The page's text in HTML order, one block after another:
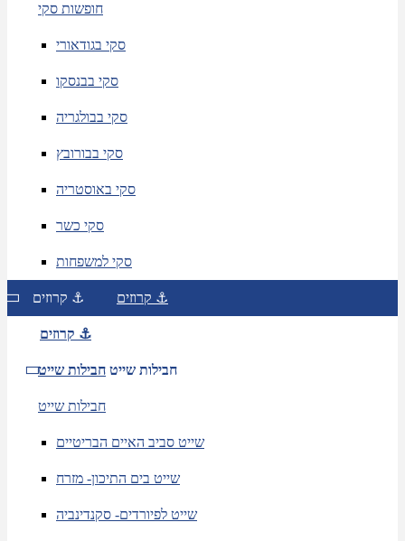
חופשות סקי
סקי בגודאורי
סקי בבנסקו
סקי בבולגריה
סקי בבורובץ
סקי באוסטריה
סקי כשר
סקי למשפחות
קרוזים ⚓ קרוזים ⚓
קרוזים ⚓
חבילות שייט חבילות שייט
חבילות שייט
שייט סביב האיים הבריטיים
שייט בים התיכון- מזרח
שייט לפיורדים- סקנדינביה